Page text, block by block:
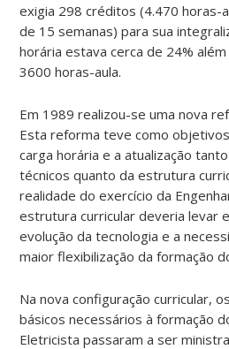
exigia 298 créditos (4.470 horas-
de 15 semanas) para sua
horária estava cerca de 24%
3600 horas-aula.
Em 1989 realizou-se uma nova
Esta reforma teve como
carga horária e a atualização
técnicos quanto da estrutura
realidade do exercício da
estrutura curricular deveria levar
evolução da tecnologia e a
maior flexibilização da formação
Na nova configuração curricular,
básicos necessários à formação
Eletricista passaram a ser